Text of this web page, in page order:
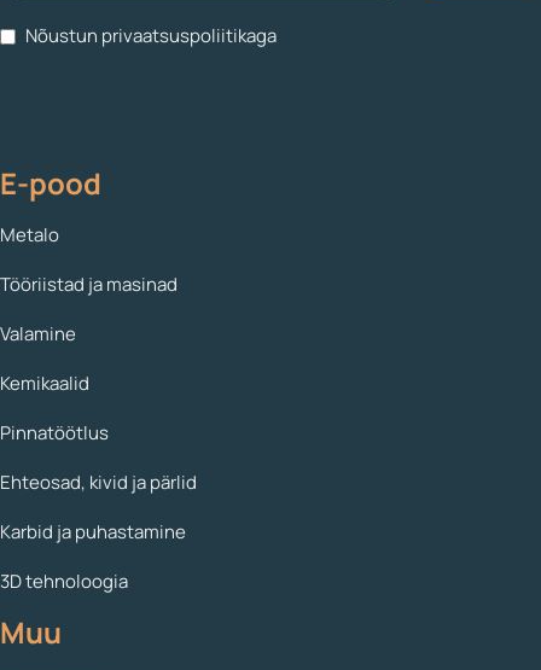
Nõustun privaatsuspoliitikaga
E-pood
Metalo
Tööriistad ja masinad
Valamine
Kemikaalid
Pinnatöötlus
Ehteosad, kivid ja pärlid
Karbid ja puhastamine
3D tehnoloogia
Muu